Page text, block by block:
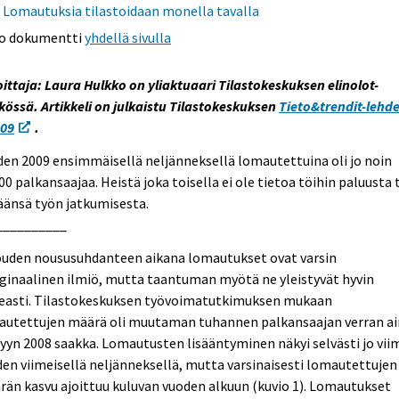
Lomautuksia tilastoidaan monella tavalla
dokumenttiyhdellä sivulla
Laura Hulkko on yliaktuaari Tilastokeskuksen elinolot-
Artikkeli on julkaistu Tilastokeskuksen Tieto&trendit-
.
2009 ensimmäisellä neljänneksellä lomautettuina oli jo noin
palkansaajaa. Heistä joka toisella ei ole tietoa töihin paluusta
työn jatkumisesta.
noususuhdanteen aikana lomautukset ovat varsin
ilmiö, mutta taantuman myötä ne yleistyvät hyvin
Tilastokeskuksen työvoimatutkimuksen mukaan
määrä oli muutaman tuhannen palkansaajan verran
2008 saakka. Lomautusten lisääntyminen näkyi selvästi jo
viimeisellä neljänneksellä, mutta varsinaisesti lomautettujen
kasvu ajoittuu kuluvan vuoden alkuun (kuvio 1). Lomautukset